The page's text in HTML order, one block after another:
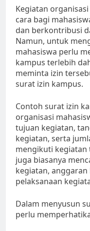
Kegiatan
cara bagi
dan berkontribusi
Namun, untuk
mahasiswa perlu
kampus terlebih
meminta izin
surat izin kampus.
Contoh surat izin
organisasi
tujuan kegiatan,
kegiatan, serta
mengikuti kegiatan
juga biasanya
kegiatan,
pelaksanaan
Dalam menyusun
perlu